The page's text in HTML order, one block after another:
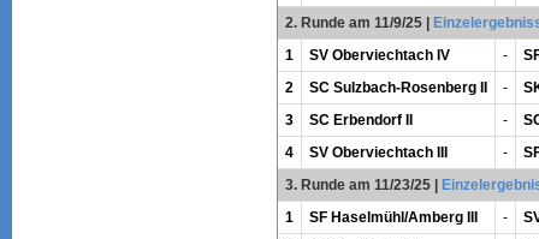
2. Runde am 11/9/25|
1
SV Oberviechtach IV -
2
SC Sulzbach-Rosenberg II -
3
SC Erbendorf II -
4
SV Oberviechtach III -
3. Runde am 11/23/25|
1
SF Haselmühl/Amberg III -